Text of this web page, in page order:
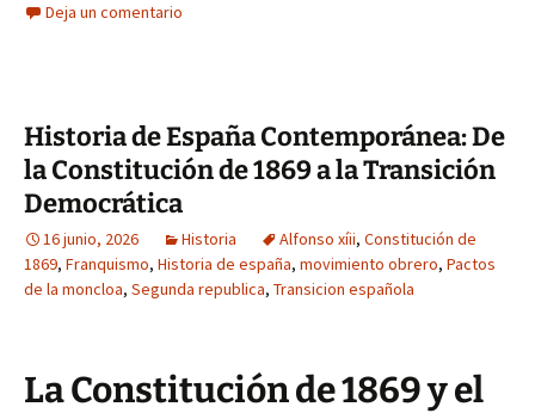
Deja un comentario
Historia de España Contemporánea: De
la Constitución de 1869 a la Transición
Democrática
16 junio, 2026 Historia Alfonso xíii, Constitución de
1869, Franquismo, Historia de españa, movimiento obrero, Pactos
de la moncloa, Segunda republica, Transicion española
La Constitución de 1869 y el